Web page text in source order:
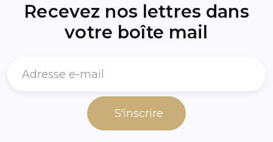
Recevez nos lettres dans
votre boîte mail
S'inscrire